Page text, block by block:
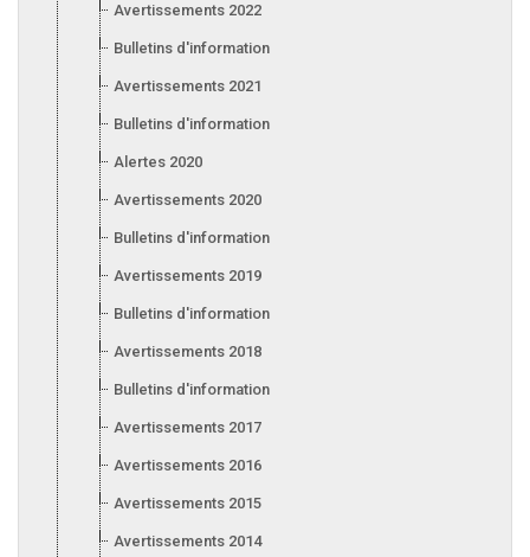
Avertissements 2022
Bulletins d'information 2022
Avertissements 2021
Bulletins d'information 2021
Alertes 2020
Avertissements 2020
Bulletins d'information 2020
Avertissements 2019
Bulletins d'information 2019
Avertissements 2018
Bulletins d'information 2018
Avertissements 2017
Avertissements 2016
Avertissements 2015
Avertissements 2014